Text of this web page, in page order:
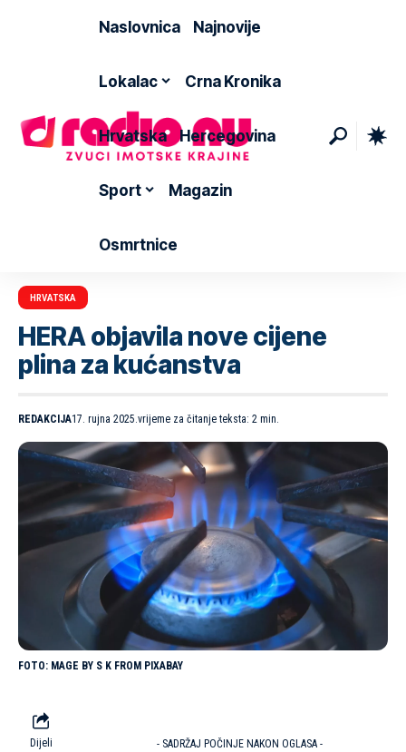
Naslovnica Najnovije
Lokalac Crna Kronika
Hrvatska Hercegovina
Sport Magazin
Osmrtnice
HRVATSKA
HERA objavila nove cijene
plina za kućanstva
REDAKCIJA17. rujna 2025.vrijeme za čitanje teksta: 2 min.
MAGE BY S K FROM PIXABAY
Dijeli - SADRŽAJ POČINJE NAKON OGLASA -